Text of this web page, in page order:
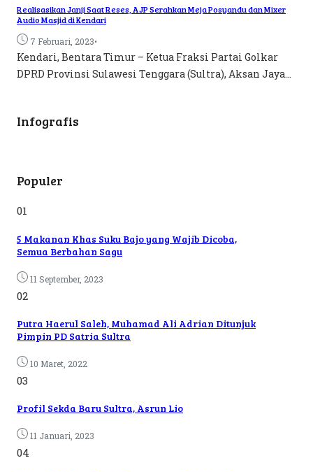
Realisasikan Janji Saat Reses, AJP Serahkan Meja Posyandu dan Mixer
Audio Masjid di Kendari
7 Februari, 2023•
Kendari, Bentara Timur – Ketua Fraksi Partai Golkar
DPRD Provinsi Sulawesi Tenggara (Sultra), Aksan Jaya...
Infografis
Populer
01
5 Makanan Khas Suku Bajo yang Wajib Dicoba,
Semua Berbahan Sagu
11 September, 2023
02
Putra Haerul Saleh, Muhamad Ali Adrian Ditunjuk
Pimpin PD Satria Sultra
10 Maret, 2022
03
Profil Sekda Baru Sultra, Asrun Lio
11 Januari, 2023
04